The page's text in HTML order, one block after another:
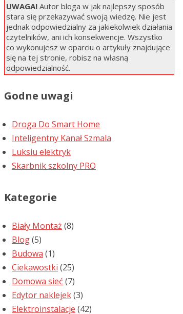
UWAGA! Autor bloga w jak najlepszy sposób
stara się przekazywać swoją wiedzę. Nie jest
jednak odpowiedzialny za jakiekolwiek działania
czytelników, ani ich konsekwencje. Wszystko
co wykonujesz w oparciu o artykuły znajdujące
się na tej stronie, robisz na własną
odpowiedzialność.
Godne uwagi
Droga Do Smart Home
Inteligentny Kanał Szmala
Luksiu elektryk
Skarbnik szkolny PRO
Kategorie
Biały Montaż (8)
Blog(5)
Budowa (1)
Ciekawostki (25)
Domowa sieć (7)
Edytor naklejek(3)
Elektroinstalacje (42)